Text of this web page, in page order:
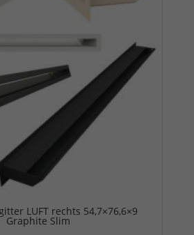
LUFT rechts 54,7×76,6×9
Graphite Slim